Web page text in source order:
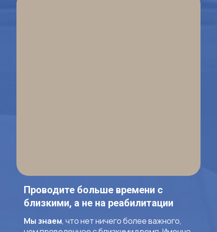
Проводите больше времени с
близкими, а не на реабилитации
Мы знаем, что нет ничего более важного,